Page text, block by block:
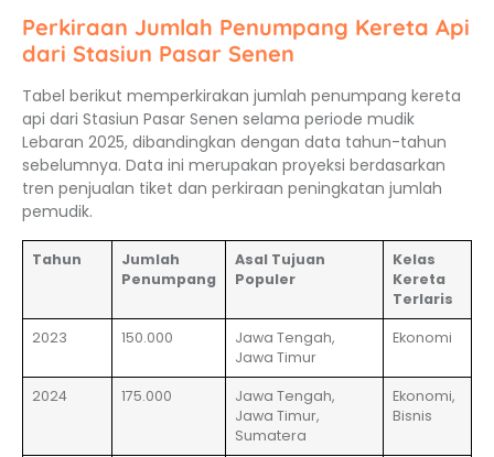
Perkiraan Jumlah Penumpang Kereta Api
dari Stasiun Pasar Senen
Tabel berikut memperkirakan jumlah penumpang kereta
api dari Stasiun Pasar Senen selama periode mudik
Lebaran 2025, dibandingkan dengan data tahun-tahun
sebelumnya. Data ini merupakan proyeksi berdasarkan
tren penjualan tiket dan perkiraan peningkatan jumlah
pemudik.
Tahun
Jumlah
Penumpang
Asal Tujuan
Populer
Kelas
Kereta
Terlaris
2023 150.000
Jawa Tengah,
Jawa Timur
Ekonomi
2024 175.000
Jawa Tengah,
Jawa Timur,
Sumatera
Ekonomi,
Bisnis